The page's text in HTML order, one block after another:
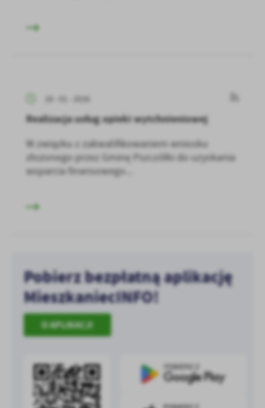
26 - 01 - 2026
Realizacja usług opieki wytchnieniowej
W związku z zakwalifikowaniem wniosku
złożonego przez Gminę Pszczółki do uzyskania
wsparcia finansowego...
Pobierz bezpłatną aplikację
MieszkaniecINFO!
O APLIKACJI